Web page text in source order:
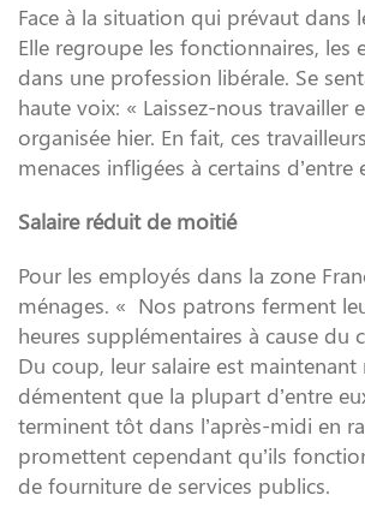
Face à la situation qui prévaut dans
Elle regroupe les fonctionnaires, les
dans une profession libérale. Se
haute voix: « Laissez-nous travailler
organisée hier. En fait, ces
menaces infligées à certains d’entre
Salaire réduit de moitié
Pour les employés dans la zone
ménages. « Nos patrons ferment
heures supplémentaires à cause du
Du coup, leur salaire est
démentent que la plupart d’entre
terminent tôt dans l’après-midi en
promettent cependant qu’ils
de fourniture de services publics.